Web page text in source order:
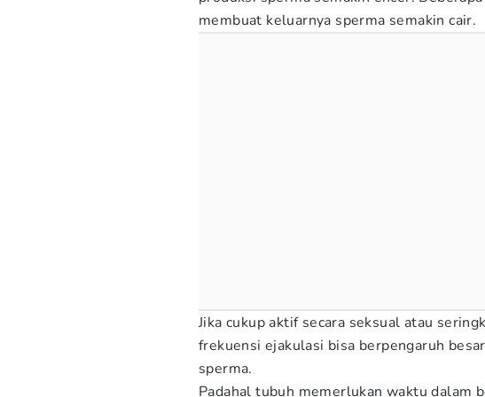
membuat keluarnya sperma semakin cair.
Jika cukup aktif secara seksual atau
frekuensi ejakulasi bisa berpengaruh
sperma.
Padahal tubuh memerlukan waktu dalam